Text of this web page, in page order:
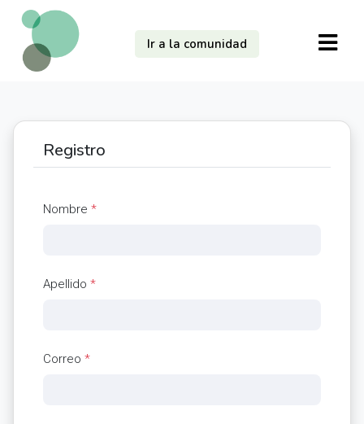
Ir a la comunidad
Registro
Nombre *
Apellido *
Correo *